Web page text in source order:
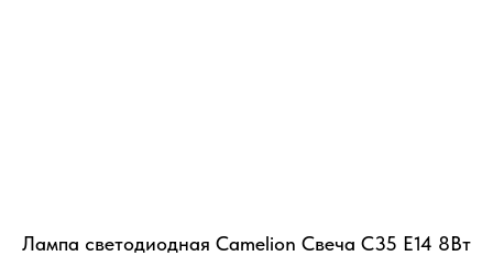
Лампа светодиодная Camelion Свеча С35 Е14 8Вт